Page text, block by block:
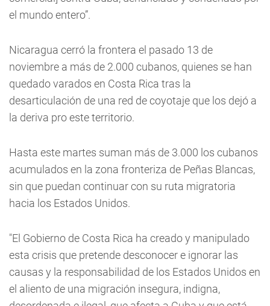
el mundo entero”.
Nicaragua cerró la frontera el pasado 13 de
noviembre a más de 2.000 cubanos, quienes se han
quedado varados en Costa Rica tras la
desarticulación de una red de coyotaje que los dejó a
la deriva pro este territorio.
Hasta este martes suman más de 3.000 los cubanos
acumulados en la zona fronteriza de Peñas Blancas,
sin que puedan continuar con su ruta migratoria
hacia los Estados Unidos.
"El Gobierno de Costa Rica ha creado y manipulado
esta crisis que pretende desconocer e ignorar las
causas y la responsabilidad de los Estados Unidos en
el aliento de una migración insegura, indigna,